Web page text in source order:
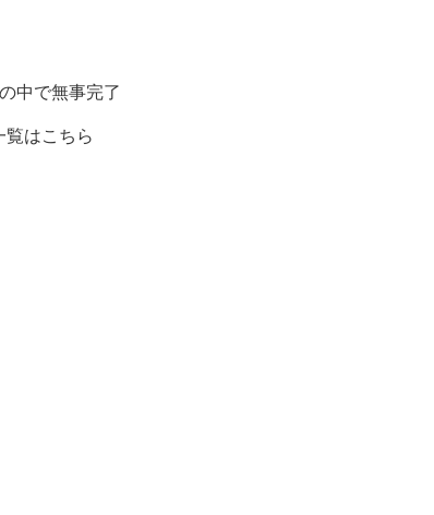
中で無事完了
覧はこちら